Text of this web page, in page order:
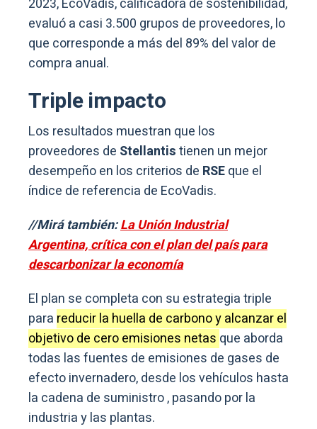
2023, EcoVadis, calificadora de sostenibilidad,
evaluó a casi 3.500 grupos de proveedores, lo
que corresponde a más del 89% del valor de
compra anual.
Triple impacto
Los resultados muestran que los
proveedores de Stellantistienen un mejor
desempeño en los criterios de RSEque el
índice de referencia de EcoVadis.
//Mirá también:La Unión Industrial
Argentina, crítica con el plan del país para
descarbonizar la economía
El plan se completa con su estrategia triple
para reducir la huella de carbono y alcanzar el
objetivo de cero emisiones netas que aborda
todas las fuentes de emisiones de gases de
efecto invernadero, desde los vehículos hasta
la cadena de suministro , pasando por la
industria y las plantas.